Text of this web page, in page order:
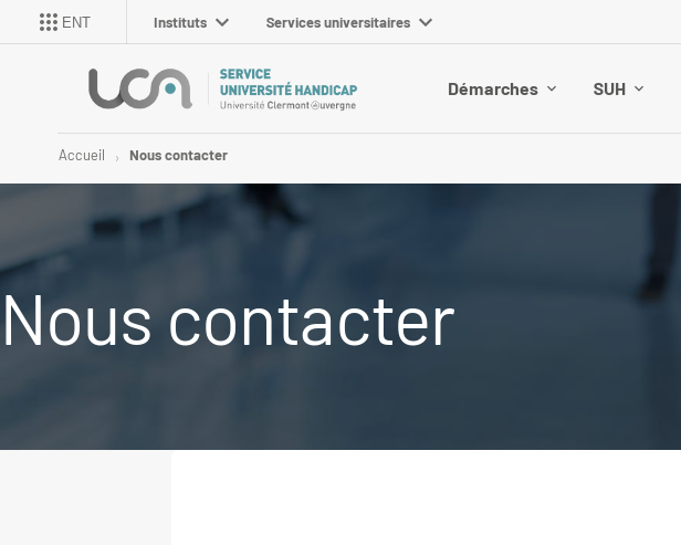
ENT Instituts Services universitaires
Démarches SUH
Accueil Nous contacter
Nous contacter